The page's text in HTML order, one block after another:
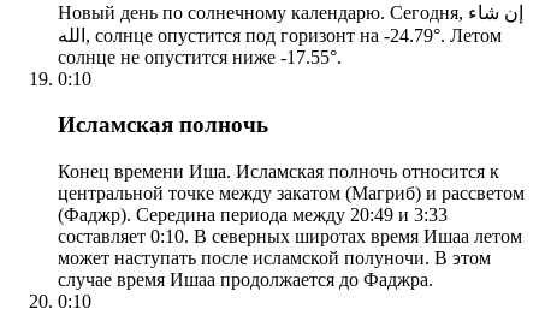
Новый день по солнечному календарю. Сегодня, إن شاء
الله, солнце опустится под горизонт на -24.79°. Летом
солнце не опустится ниже -17.55°.
0:10
Исламская полночь
Конец времени Иша. Исламская полночь относится к
центральной точке между закатом (Магриб) и рассветом
(Фаджр). Середина периода между 20:49 и 3:33
составляет 0:10. В северных широтах время Ишаа летом
может наступать после исламской полуночи. В этом
случае время Ишаа продолжается до Фаджра.
0:10